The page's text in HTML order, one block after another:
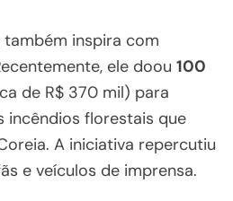
inspira com
ele doou 100
de R$ 370 mil) para
incêndios florestais que
A iniciativa repercutiu
e veículos de imprensa.